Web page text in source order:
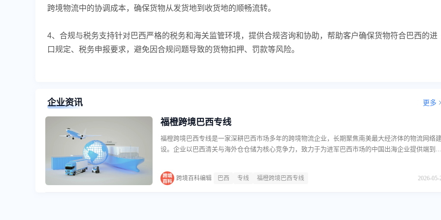
跨境物流中的协调成本，确保货物从发货地到收货地的顺畅流转。
4、合规与税务支持针对巴西严格的税务和海关监管环境，提供合规咨询和协助，帮助客户确保货物符合巴西的进
口规定、税务申报要求，避免因合规问题导致的货物扣押、罚款等风险。
企业资讯 更多
​福橙跨境巴西专线
福橙跨境巴西专线是一家深耕巴西市场多年的跨境物流企业，长期聚焦南美最大经济体的物流网络
设。企业以巴西清关与海外仓仓储为核心竞争力，致力于为进军巴西市场的中国出海企业提供端到端
构建起覆盖头程运输、清关申报、海外仓储及末端配送的完整服务链条。头程运输与清关服务福橙跨
境巴西专线的头程业务涵盖海运与空运两种模式，货物从中国深圳等主要港口启运，直达巴西。在
跨境百科编辑 巴西 专线 福橙跨境巴西专线 2026-05-